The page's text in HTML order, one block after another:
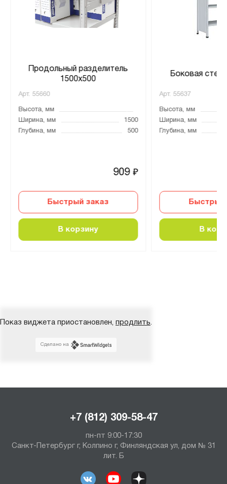
Продольный разделитель
1500х500
Арт. 55660
Высота, мм
Ширина, мм
1500
Глубина, мм
500
909₽
Быстрый заказ
В корзину
Боковая
Арт. 55637
Высота, мм
Ширина, мм
Глубина, мм
Быстрый
В
Показ виджета приостановлен, продлить.
Сделано на
+7 (812) 309-58-47
пн-пт 9:00-17:30
Санкт-Петербург г, Колпино г, Финляндская ул, дом № 31
лит. Б